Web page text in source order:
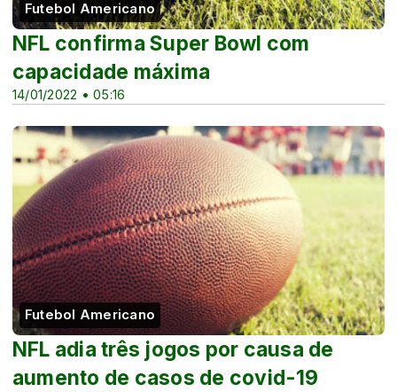
Futebol Americano
14/01/2022 • 05:16
NFL confirma Super Bowl com
capacidade máxima
Futebol Americano
NFL adia três jogos por causa de
aumento de casos de covid-19